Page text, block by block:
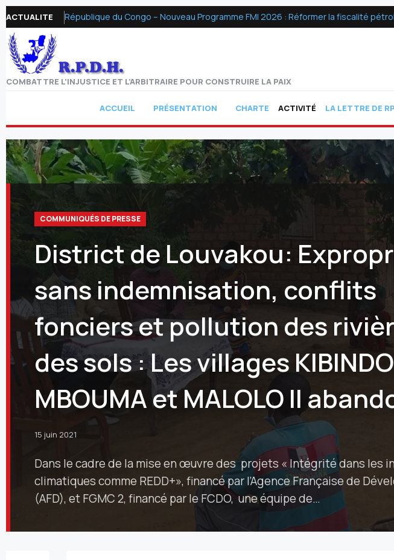
ACTUALITE République du Congo – Nouveau Programme FMI 2026 : Réformer la fiscalité
COMBATTRE L’INJUSTICE ET L’ARBITRAIRE POUR CONSTRUIRE LA PAIX
ACCUEIL PRÉSENTATION CHARTE ACTIVITÉ LA LETTRE DE
COMMUNIQUÉS DE PRESSE
District de Louvakou:
sans indemnisation, conflits
fonciers et pollution des
des sols : Les villages
MBOUMA et MALOLO II
15 juin 2021
Dans le cadre de la mise en œuvre des projets « Intégrité dans les
climatiques comme REDD+», financé par l’Agence Française de
(AFD), et FGMC 2, financé par le FCDO, une équipe de…